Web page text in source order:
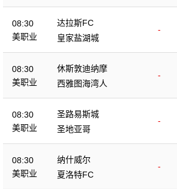
08:30
美职业
达拉斯FC
-
皇家盐湖城
08:30
美职业
休斯敦迪纳摩
-
西雅图海湾人
08:30
美职业
圣路易斯城
-
圣地亚哥
08:30
美职业
纳什威尔
-
夏洛特FC